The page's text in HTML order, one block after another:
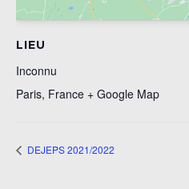
LIEU
Inconnu
Paris, France + Google Map
DEJEPS 2021/2022